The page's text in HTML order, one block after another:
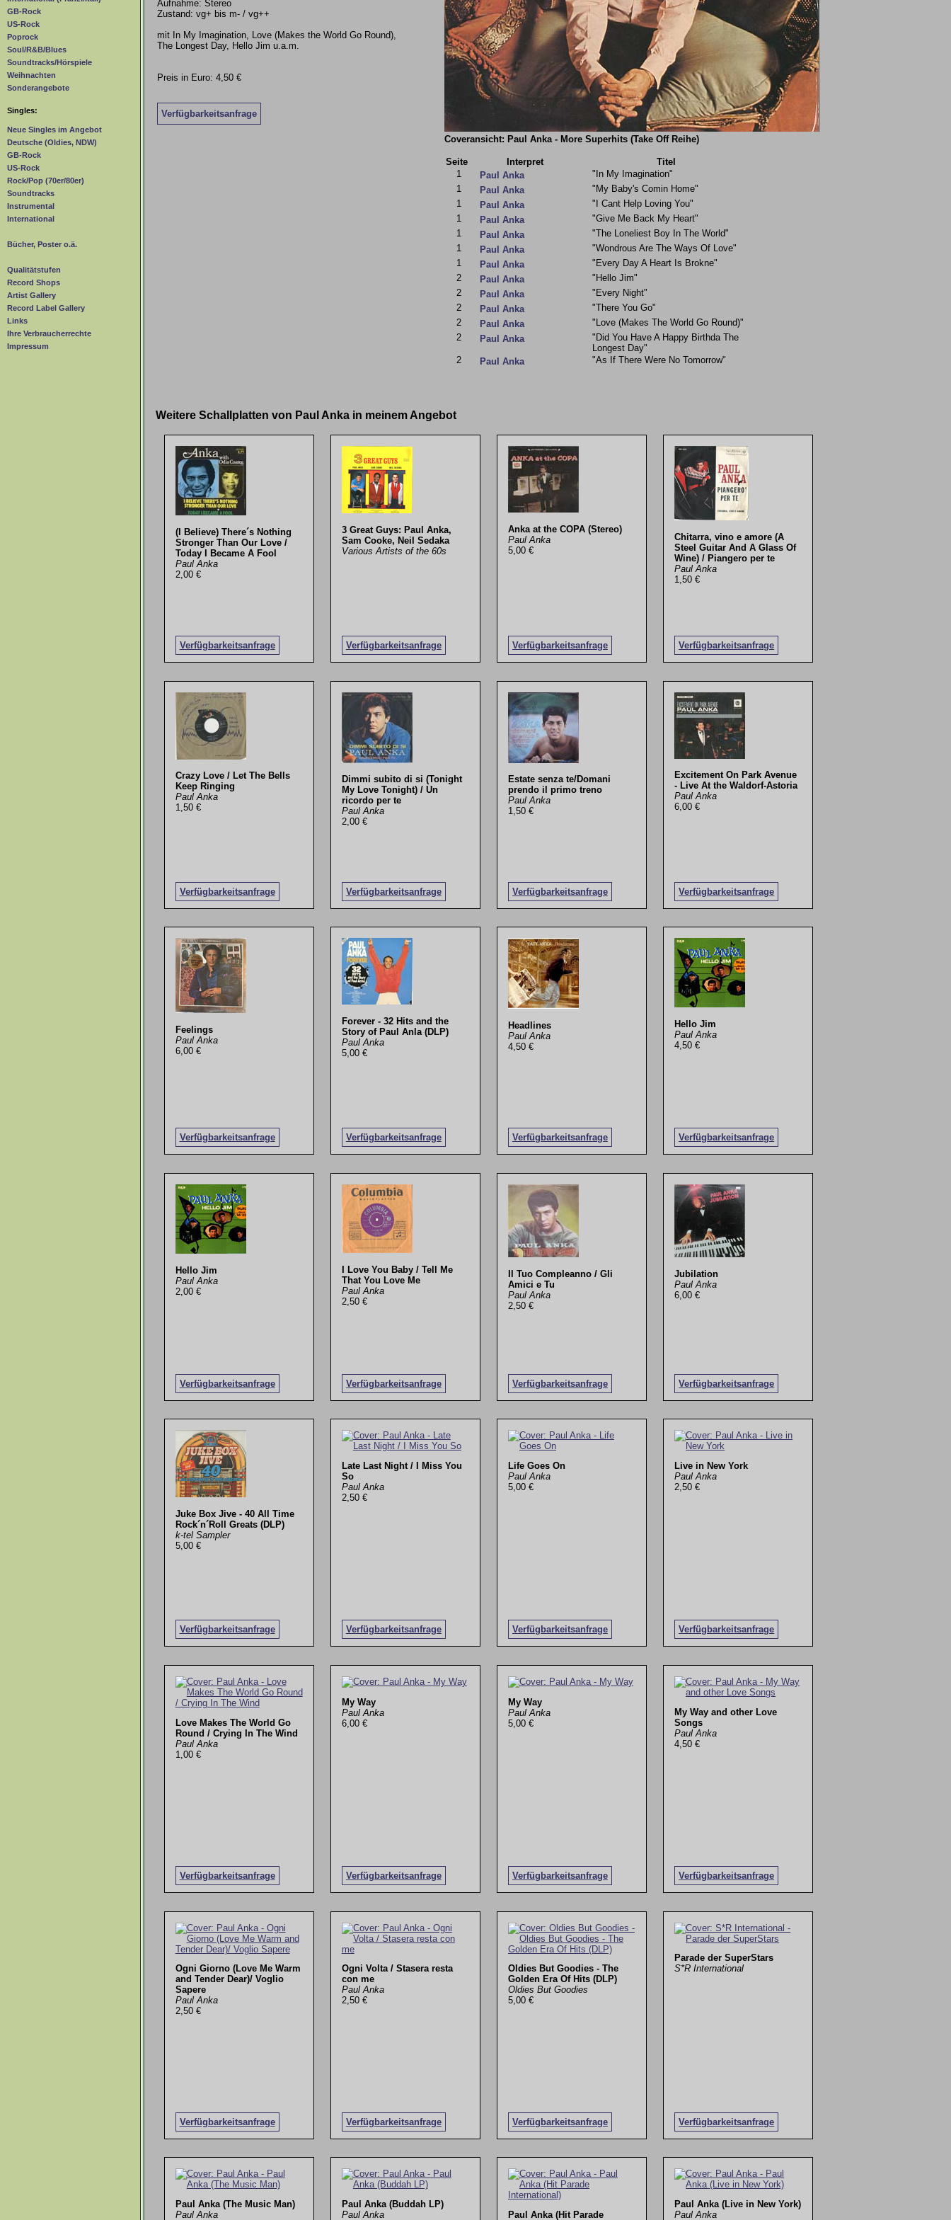
GB-Rock
US-Rock
Poprock
Soul/R&B/Blues
Soundtracks/Hörspiele
Weihnachten
Sonderangebote
Singles:
Neue Singles im Angebot
Deutsche (Oldies, NDW)
GB-Rock
US-Rock
Rock/Pop (70er/80er)
Soundtracks
Instrumental
International
Bücher, Poster o.ä.
Qualitätstufen
Record Shops
Artist Gallery
Record Label Gallery
Links
Ihre Verbraucherrechte
Impressum
Aufnahme: Stereo
Zustand: vg+ bis m- / vg++
mit In My Imagination, Love (Makes the World Go Round),
The Longest Day, Hello Jim u.a.m.
Preis in Euro: 4,50 €
Verfügbarkeitsanfrage
Coveransicht: Paul Anka - More Superhits (Take Off Reihe)
Seite Interpret
Titel
1
Paul Anka
"In My Imagination"
1
Paul Anka
"My Baby's Comin Home"
1
Paul Anka
"I Cant Help Loving You"
1
Paul Anka
"Give Me Back My Heart"
1
Paul Anka
"The Loneliest Boy In The World"
1
Paul Anka
"Wondrous Are The Ways Of Love"
1
Paul Anka
"Every Day A Heart Is Brokne"
2
Paul Anka
"Hello Jim"
2
Paul Anka
"Every Night"
2
Paul Anka
"There You Go"
2
Paul Anka
"Love (Makes The World Go Round)"
2
Paul Anka
"Did You Have A Happy Birthda The
Longest Day"
2
Paul Anka "As If There Were No Tomorrow"
Weitere Schallplatten von Paul Anka in meinem Angebot
(I Believe) There´s Nothing
Stronger Than Our Love /
Today I Became A Fool
Paul Anka
2,00 €
Verfügbarkeitsanfrage
3 Great Guys: Paul Anka,
Sam Cooke, Neil Sedaka
Various Artists of the 60s
Verfügbarkeitsanfrage
Anka at the COPA (Stereo)
Paul Anka
5,00 €
Verfügbarkeitsanfrage
Chitarra, vino e amore (A
Steel Guitar And A Glass Of
Wine) / Piangero per te
Paul Anka
1,50 €
Verfügbarkeitsanfrage
Crazy Love / Let The Bells
Keep Ringing
Paul Anka
1,50 €
Verfügbarkeitsanfrage
Dimmi subito di si (Tonight
My Love Tonight) / Un
ricordo per te
Paul Anka
2,00 €
Verfügbarkeitsanfrage
Estate senza te/Domani
prendo il primo treno
Paul Anka
1,50 €
Verfügbarkeitsanfrage
Excitement On Park Avenue
- Live At the Waldorf-Astoria
Paul Anka
6,00 €
Verfügbarkeitsanfrage
Feelings
Paul Anka
6,00 €
Verfügbarkeitsanfrage
Forever - 32 Hits and the
Story of Paul Anla (DLP)
Paul Anka
5,00 €
Verfügbarkeitsanfrage
Headlines
Paul Anka
4,50 €
Verfügbarkeitsanfrage
Hello Jim
Paul Anka
4,50 €
Verfügbarkeitsanfrage
Hello Jim
Paul Anka
2,00 €
Verfügbarkeitsanfrage
I Love You Baby / Tell Me
That You Love Me
Paul Anka
2,50 €
Verfügbarkeitsanfrage
Il Tuo Compleanno / Gli
Amici e Tu
Paul Anka
2,50 €
Verfügbarkeitsanfrage
Jubilation
Paul Anka
6,00 €
Verfügbarkeitsanfrage
Juke Box Jive - 40 All Time
Rock´n´Roll Greats (DLP)
k-tel Sampler
5,00 €
Verfügbarkeitsanfrage
Late Last Night / I Miss You
So
Paul Anka
2,50 €
Verfügbarkeitsanfrage
Life Goes On
Paul Anka
5,00 €
Verfügbarkeitsanfrage
Live in New York
Paul Anka
2,50 €
Verfügbarkeitsanfrage
Love Makes The World Go
Round / Crying In The Wind
Paul Anka
1,00 €
Verfügbarkeitsanfrage
My Way
Paul Anka
6,00 €
Verfügbarkeitsanfrage
My Way
Paul Anka
5,00 €
Verfügbarkeitsanfrage
My Way and other Love
Songs
Paul Anka
4,50 €
Verfügbarkeitsanfrage
Ogni Giorno (Love Me Warm
and Tender Dear)/ Voglio
Sapere
Paul Anka
2,50 €
Verfügbarkeitsanfrage
Ogni Volta / Stasera resta
con me
Paul Anka
2,50 €
Verfügbarkeitsanfrage
Oldies But Goodies - The
Golden Era Of Hits (DLP)
Oldies But Goodies
5,00 €
Verfügbarkeitsanfrage
Parade der SuperStars
S*R International
Verfügbarkeitsanfrage
Paul Anka (The Music Man)
Paul Anka
Paul Anka (Buddah LP)
Paul Anka
Paul Anka (Hit Parade
Paul Anka (Live in New York)
Paul Anka